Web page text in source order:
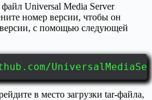
Universal Media Server
номер версии, чтобы он
версии, с помощью следующей
в место загрузки tar-файла,